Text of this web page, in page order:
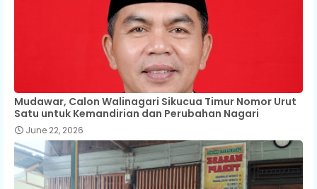
Mudawar, Calon Walinagari Sikucua Timur Nomor Urut
Satu untuk Kemandirian dan Perubahan Nagari
June 22, 2026